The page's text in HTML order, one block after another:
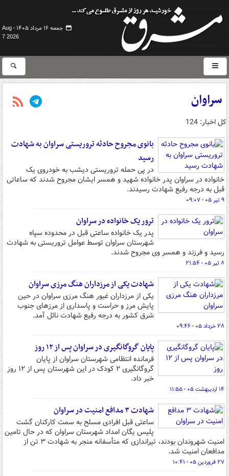
جمعه ۱۶ مرداد ۱۴۰۵ -
Aug
7 2026
سراوان
کل اخبار: 124
بانوی مجروح حادثه تروریستی سراوان به شهادت
رسید
در پی حمله تروریستی دیشب به خودروی یک
خانواده در سراوان پدر خانواده شهید و همسر ایشان مجروح شدند که ساعاتی
قبل به درجه رفیع شهادت رسیدند.
۹ تیر ۰۵ - ۰۹:۰۷
ترور یک خانواده در سراوان
پدر یک خانواده ساعتی قبل در محدوده سپاه
شهرستان سراوان توسط عوامل تروریستی به شهادت
رسید و فرزند و همسر وی مجروح شدند.
۸ تیر ۰۵ - ۲۱:۵۴
شهادت یکی از مرزداران هنگ مرزی سراوان
یکی از مرزداران غیور هنگ مرزی سراوان در حین
پایش مرز و حراست و پاسداری از مرزهای جنوب
شرق کشور به درجه رفیع شهادت نائل آمد.
۲۸ خرداد ۰۵ - ۰۹:۴۶
پایان گروگانگیری در سراوان پس از ۱۲ روز
فرمانده انتظامی شهرستان سراوان از پایان
گروگانگیری ۲ کودک در این شهرستان پس از ۱۲ روز
خبر داد.
۱۴ اردیبهشت ۰۵ - ۱۱:۵۵
شهادت ۳ مدافع امنیت در سراوان
ساعتی قبل افرادی مسلح به سمت کارکنان گشت
پلیس یگان امداد شهرستان سراوان که در حال تامین
امنیت شهروندان بودند، تیراندازی که متأسفانه منجر به شهادت ۳ تن از
مدافعان امنیت شد.
۲۷ فروردین ۰۵ - ۱۰:۴۱